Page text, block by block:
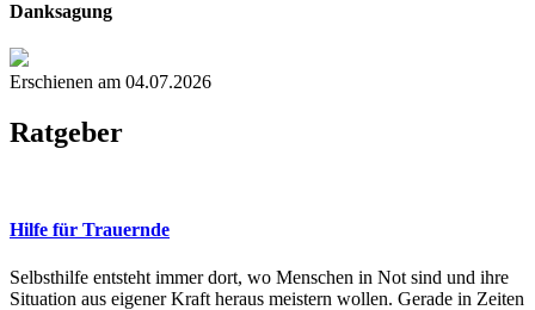
Danksagung
Erschienen am 04.07.2026
Ratgeber
Hilfe für Trauernde
Selbsthilfe entsteht immer dort, wo Menschen in Not sind und ihre
Situation aus eigener Kraft heraus meistern wollen. Gerade in Zeiten